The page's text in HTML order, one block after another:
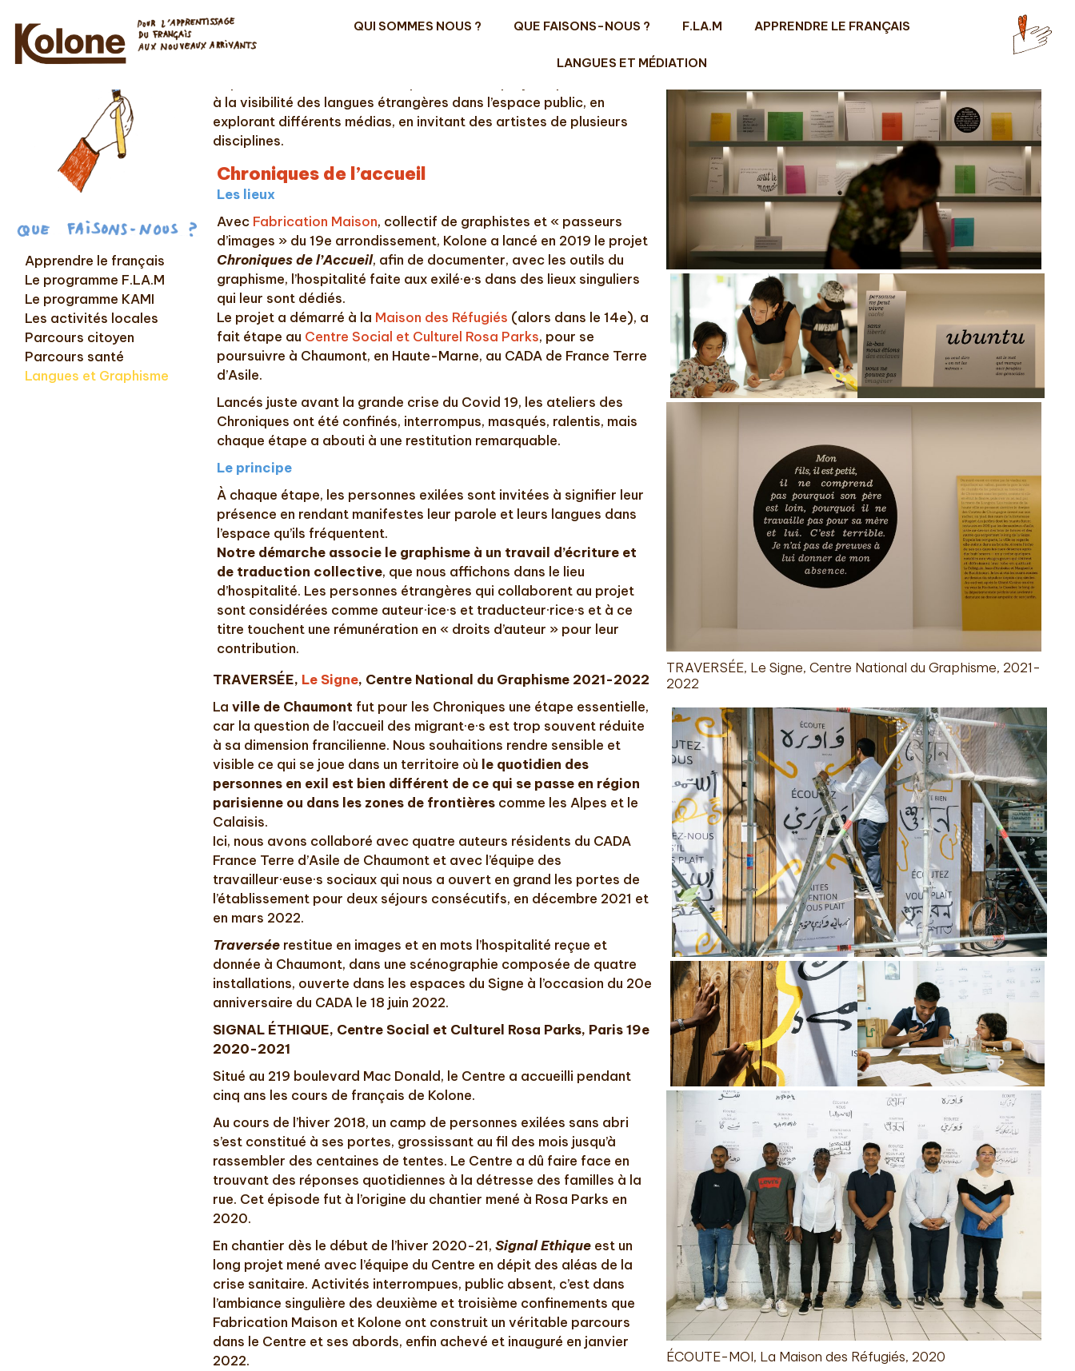
QUI SOMMES NOUS ? QUE FAISONS-NOUS ? F.LA.M APPRENDRE LE FRANÇAIS
LANGUES ET MÉDIATION
Apprendre le français
Le programme F.LA.M
Le programme KAMI
Les activités locales
Parcours citoyen
Parcours santé
Langues et Graphisme
à la visibilité des langues étrangères dans l’espace public, en
explorant différents médias, en invitant des artistes de plusieurs
disciplines.
Chroniques de l’accueil
Les lieux
Avec Fabrication Maison, collectif de graphistes et « passeurs
d’images » du 19e arrondissement, Kolone a lancé en 2019 le projet
Chroniques de l’Accueil, afin de documenter, avec les outils du
graphisme, l’hospitalité faite aux exilé·e·s dans des lieux singuliers
qui leur sont dédiés.
Le projet a démarré à la Maison des Réfugiés (alors dans le 14e), a
fait étape au Centre Social et Culturel Rosa Parks, pour se
poursuivre à Chaumont, en Haute-Marne, au CADA de France Terre
d’Asile.
Lancés juste avant la grande crise du Covid 19, les ateliers des
Chroniques ont été confinés, interrompus, masqués, ralentis, mais
chaque étape a abouti à une restitution remarquable.
Le principe
À chaque étape, les personnes exilées sont invitées à signifier leur
présence en rendant manifestes leur parole et leurs langues dans
l’espace qu’ils fréquentent.
Notre démarche associe le graphisme à un travail d’écriture et
de traduction collective, que nous affichons dans le lieu
d’hospitalité. Les personnes étrangères qui collaborent au projet
sont considérées comme auteur·ice·s et traducteur·rice·s et à ce
titre touchent une rémunération en « droits d’auteur » pour leur
contribution.
TRAVERSÉE, Le Signe, Centre National du Graphisme 2021-2022
Laville de Chaumont fut pour les Chroniques une étape essentielle,
car la question de l’accueil des migrant·e·s est trop souvent réduite
à sa dimension francilienne. Nous souhaitions rendre sensible et
visible ce qui se joue dans un territoire où le quotidien des
personnes en exil est bien différent de ce qui se passe en région
parisienne ou dans les zones de frontières comme les Alpes et le
Calaisis.
Ici, nous avons collaboré avec quatre auteurs résidents du CADA
France Terre d’Asile de Chaumont et avec l’équipe des
travailleur·euse·s sociaux qui nous a ouvert en grand les portes de
l’établissement pour deux séjours consécutifs, en décembre 2021 et
en mars 2022.
Traversée restitue en images et en mots l’hospitalité reçue et
donnée à Chaumont, dans une scénographie composée de quatre
installations, ouverte dans les espaces du Signe à l’occasion du 20e
anniversaire du CADA le 18 juin 2022.
SIGNAL ÉTHIQUE, Centre Social et Culturel Rosa Parks, Paris 19e
2020-2021
Situé au 219 boulevard Mac Donald, le Centre a accueilli pendant
cinq ans les cours de français de Kolone.
Au cours de l’hiver 2018, un camp de personnes exilées sans abri
s’est constitué à ses portes, grossissant au fil des mois jusqu’à
rassembler des centaines de tentes. Le Centre a dû faire face en
trouvant des réponses quotidiennes à la détresse des familles à la
rue. Cet épisode fut à l’origine du chantier mené à Rosa Parks en
2020.
En chantier dès le début de l’hiver 2020-21,Signal Ethique est un
long projet mené avec l’équipe du Centre en dépit des aléas de la
crise sanitaire. Activités interrompues, public absent, c’est dans
l’ambiance singulière des deuxième et troisième confinements que
Fabrication Maison et Kolone ont construit un véritable parcours
dans le Centre et ses abords, enfin achevé et inauguré en janvier
2022.
TRAVERSÉE, Le Signe, Centre National du Graphisme, 2021-
2022
ÉCOUTE-MOI, La Maison des Réfugiés, 2020